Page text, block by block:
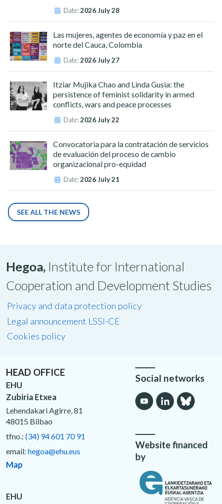
Date:2026 July 28
Las mujeres, agentes de economía y paz en el
norte del Cauca, Colombia
Date:2026 July 27
Itziar Mujika Chao and Linda Gusia: the
persistence of feminist solidarity in armed
conflicts, wars and peace processes
Date:2026 July 22
Convocatoria para la contratación de servicios
de evaluación del proceso de cambio
organizacional pro-equidad
Date:2026 July 21
SEE ALL THE NEWS
Hegoa, Institute for International
Cooperation and Development Studies
Privacy and data protection policy
Legal announcement LSSI-CE
Cookies policy
HEAD OFFICE
EHU
Zubiria Etxea
Lehendakari Agirre, 81
48015 Bilbao
tfno.: (34) 94 601 70 91
email: hegoa@ehu.eus
Map
EHU
Social networks
Website financed
by